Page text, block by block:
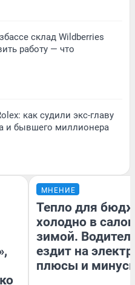
склад Wildberries
работу — что
как судили экс-главу
и бывшего миллионера
МНЕНИЕ
Тепло для
холодно в
зимой.
ездит на
плюсы и